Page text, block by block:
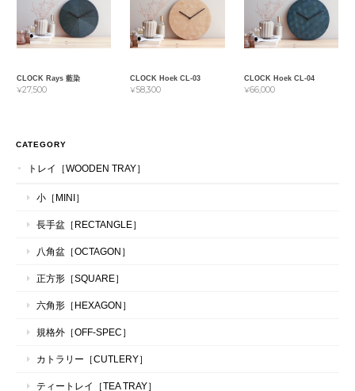
CLOCK Rays 藍染
¥27,500
CLOCK Hoek CL-03
¥58,300
CLOCK Hoek CL-04
¥66,000
CATEGORY
トレイ［WOODEN TRAY］
小［MINI］
長手盆［RECTANGLE］
八角盆［OCTAGON］
正方形［SQUARE］
六角形［HEXAGON］
規格外［OFF-SPEC］
カトラリー［CUTLERY］
ティートレイ［TEA TRAY］